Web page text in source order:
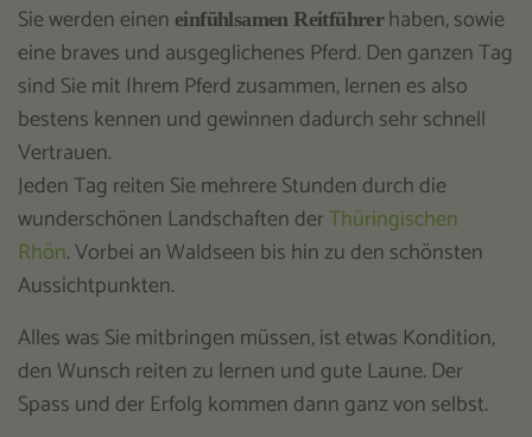
Sie werden einen einfühlsamen Reitführerhaben, sowie
eine braves und ausgeglichenes Pferd. Den ganzen Tag
sind Sie mit Ihrem Pferd zusammen, lernen es also
bestens kennen und gewinnen dadurch sehr schnell
Vertrauen.
Jeden Tag reiten Sie mehrere Stunden durch die
wunderschönen Landschaften derThüringischen
Rhön. Vorbei an Waldseen bis hin zu den schönsten
Aussichtpunkten.
Alles was Sie mitbringen müssen, ist etwas Kondition,
den Wunsch reiten zu lernen und gute Laune. Der
Spass und der Erfolg kommen dann ganz von selbst.